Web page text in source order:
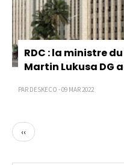
RDC : la ministre
Martin Lukusa DG
PAR DESKECO - 09 MAR 2022
Page
précédente
‹‹